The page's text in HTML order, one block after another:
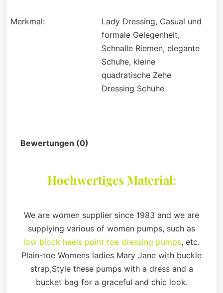
Merkmal:
Lady Dressing, Casual und
formale Gelegenheit,
Schnalle Riemen, elegante
Schuhe, kleine
quadratische Zehe
Dressing Schuhe
Bewertungen (0)
Hochwertiges Material:
We are women supplier since 1983 and we are
supplying various of women pumps, such as
low block heels point toe dressing pumps, etc.
Plain-toe Womens ladies Mary Jane with buckle
strap,Style these pumps with a dress and a
bucket bag for a graceful and chic look.